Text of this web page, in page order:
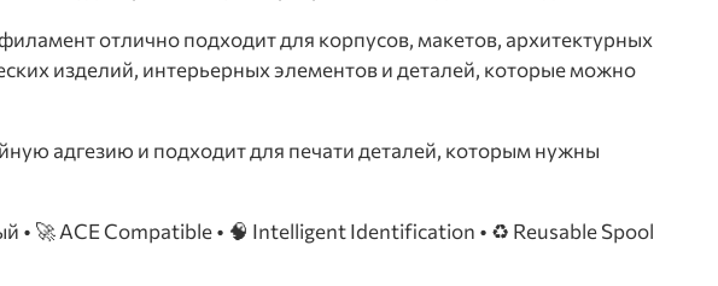
отлично подходит для корпусов, макетов, архитектурных
изделий, интерьерных элементов и деталей, которые можно
адгезию и подходит для печати деталей, которым нужны
• 🚀 ACE Compatible • 🧠 Intelligent Identification • ♻️ Reusable Spool